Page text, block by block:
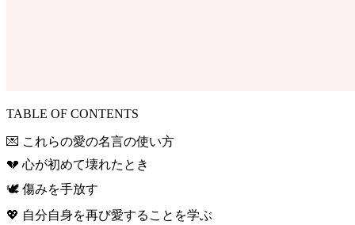
TABLE OF CONTENTS
💌 これらの愛の名言の使い方
💔 心が初めて壊れたとき
🕊️ 傷みを手放す
💖 自分自身を再び愛することを学ぶ